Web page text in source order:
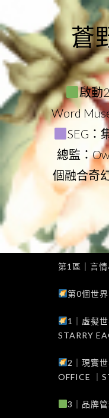
to
content
蒼
啟動
Word
SEG：
總監：
個融合奇
第1區｜言
第0個世
1｜虛擬
STARRY
2｜現實
OFFICE ｜
3｜品牌